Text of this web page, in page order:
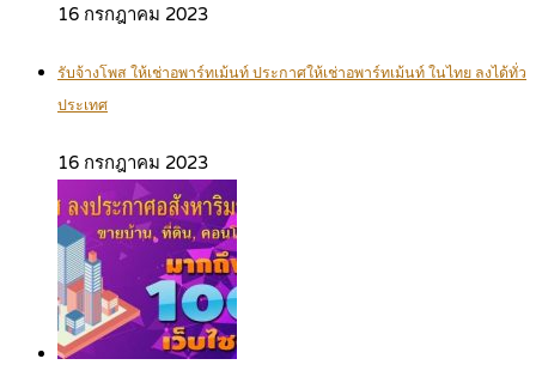
16 กรกฎาคม 2023
รับจ้างโพส ให้เช่าอพาร์ทเม้นท์ ประกาศให้เช่าอพาร์ทเม้นท์ ในไทย ลงได้ทั่ว
ประเทศ
16 กรกฎาคม 2023